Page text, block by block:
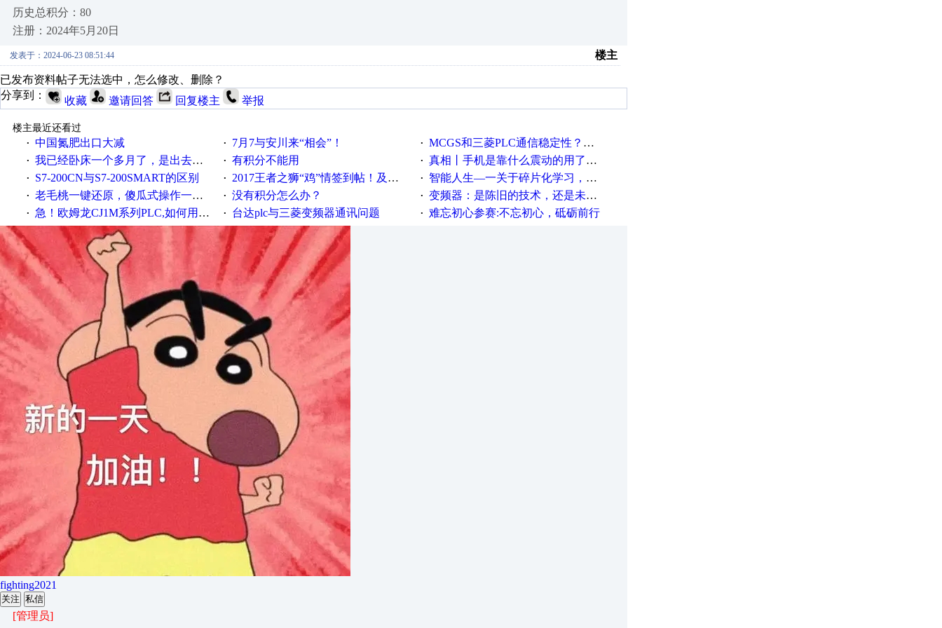
历史总积分：80
注册：2024年5月20日
发表于：2024-06-23 08:51:44 楼主
已发布资料帖子无法选中，怎么修改、删除？
分享到：
收藏 邀请回答 回复楼主 举报
楼主最近还看过
· 中国氮肥出口大减 · 7月7与安川来“相会”！ · MCGS和三菱PLC通信稳定性？？？
· 我已经卧床一个多月了，是出去安装机械手在高速遭遇车祸所致:大家工作都要特别注意啊 · 有积分不能用 · 真相丨手机是靠什么震动的用了这么多年才知道！
· S7-200CN与S7-200SMART的区别 · 2017王者之狮“鸡”情签到帖！及时更新在线研讨会预告 · 智能人生—一关于碎片化学习，看这一篇就够了！
· 老毛桃一键还原，傻瓜式操作一键轻松备份还原；程序为向导式安装，一键即可实现自动备份或还原系统。 · 没有积分怎么办？ · 变频器：是陈旧的技术，还是未来的幕后英雄？
· 急！欧姆龙CJ1M系列PLC,如何用时间控制变频器。要求时间在组态王中可以自由输入！拜托各位大神了！ · 台达plc与三菱变频器通讯问题 · 难忘初心参赛:不忘初心，砥砺前行
fighting2021
关注 私信
[管理员]